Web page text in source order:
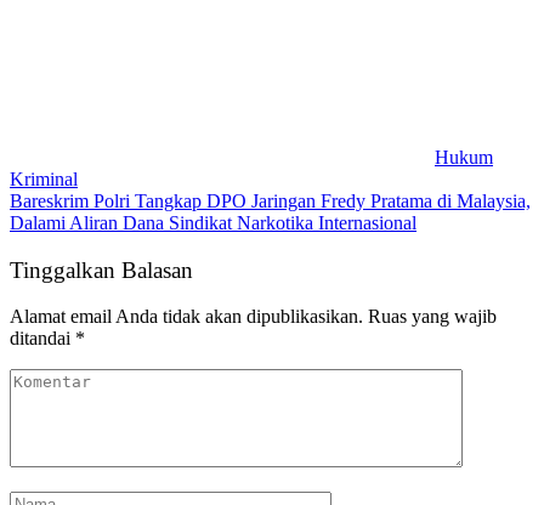
Hukum
Kriminal
Bareskrim Polri Tangkap DPO Jaringan Fredy Pratama di Malaysia,
Dalami Aliran Dana Sindikat Narkotika Internasional
Tinggalkan Balasan
Alamat email Anda tidak akan dipublikasikan. Ruas yang wajib
ditandai *